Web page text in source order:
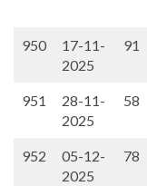
950
17-11-
2025
91
951
28-11-
2025
58
952
05-12-
2025
78